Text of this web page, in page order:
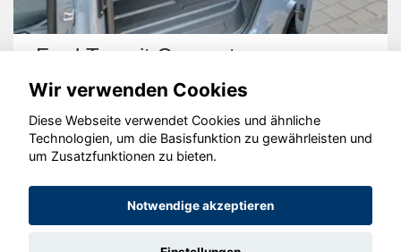
Ford Transit Connect
© konjunkturmotor.de GmbH 2020 - 2026
Wir verwenden Cookies
Diese Webseite verwendet Cookies und ähnliche
Technologien, um die Basisfunktion zu gewährleisten und
um Zusatzfunktionen zu bieten.
Notwendige akzeptieren